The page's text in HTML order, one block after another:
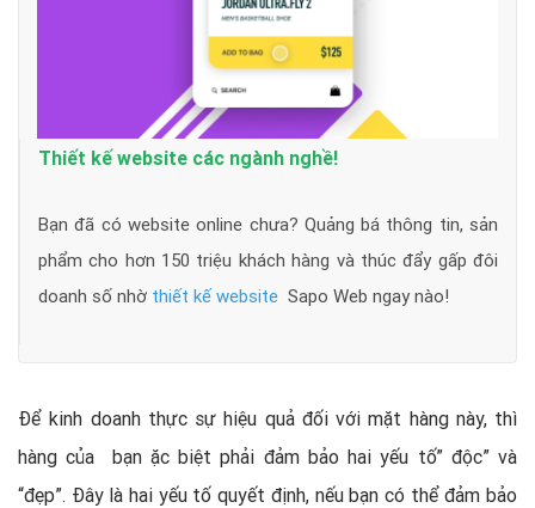
Thiết kế website các ngành nghề!
Bạn đã có website online chưa? Quảng bá thông tin, sản
phẩm cho hơn 150 triệu khách hàng và thúc đẩy gấp đôi
doanh số nhờ thiết kế website Sapo Web ngay nào!
Để kinh doanh thực sự hiệu quả đối với mặt hàng này, thì
hàng của bạn ặc biệt phải đảm bảo hai yếu tố” độc” và
“đẹp”. Đây là hai yếu tố quyết định, nếu bạn có thể đảm bảo